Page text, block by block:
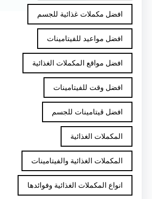
افضل مكملات غذائية للجسم
افضل مواعيد للفيتامينات
افضل مواقع المكملات الغذائية
افضل وقت للفيتامينات
افضل ڤيتامينات للجسم
المكملات الغذائية
المكملات الغذائية والفيتامينات
انواع المكملات الغذائية وفوائدها